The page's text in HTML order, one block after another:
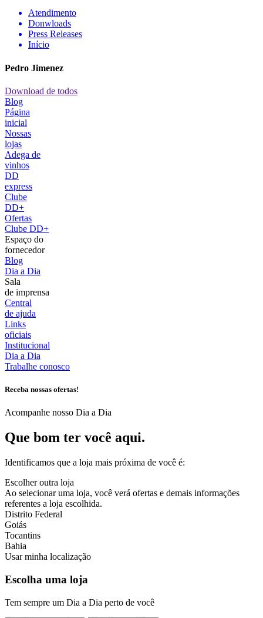
Atendimento
Donwloads
Press Releases
Início
Pedro Jimenez
Download de todos
Blog
Página
inicial
Nossas
lojas
Adega de
vinhos
DD
express
Clube
DD+
Ofertas
Clube DD+
Espaço do
fornecedor
Blog
Dia a Dia
Sala
de imprensa
Central
de ajuda
Links
oficiais
Institucional
Dia a Dia
Trabalhe conosco
Receba nossas ofertas!
Acompanhe nosso Dia a Dia
Que bom ter você aqui.
Identificamos que a loja mais próxima de você é:
Escolher outra loja
Ao selecionar uma loja, você verá ofertas e demais informações
referentes a loja escolhida.
Distrito Federal
Goiás
Tocantins
Bahia
Usar minha localização
Escolha uma loja
Tem sempre um Dia a Dia perto de você